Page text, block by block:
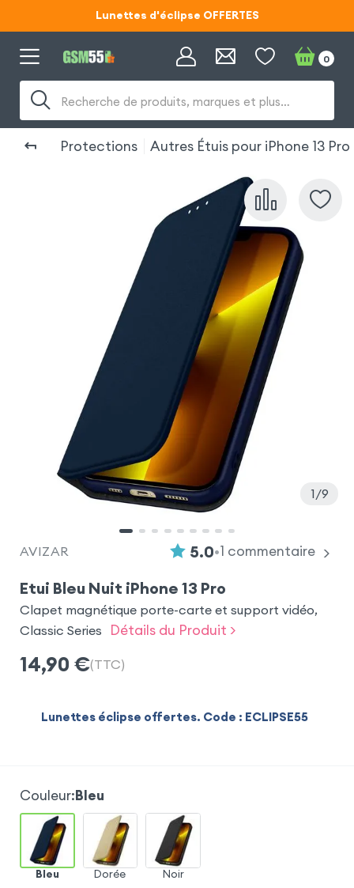
Lunettes d'éclipse OFFERTES
Code ECLIPSE55
Recherche de produits, marques et plus…
0
Protections Autres Étuis pour iPhone 13 Pro
1 9
AVIZAR 5.0•1 commentaire
Etui Bleu Nuit iPhone 13 Pro
Clapet magnétique porte-carte et support vidéo,
Classic Series
Détails du Produit >
14,90 €(TTC)
Lunettes éclipse offertes. Code : ECLIPSE55
Couleur:Bleu
Bleu Dorée Noir